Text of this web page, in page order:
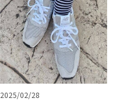
2025/02/28